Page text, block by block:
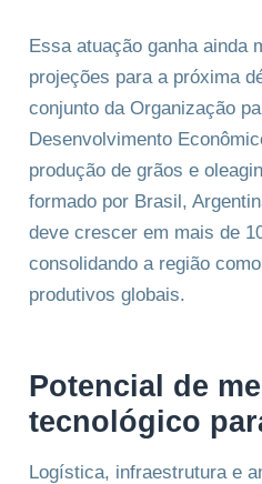
Essa atuação ganha ainda
projeções para a próxima
conjunto da Organização
Desenvolvimento
produção de grãos e
formado por Brasil,
deve crescer em mais de
consolidando a região
produtivos globais.
Potencial de
tecnológico
Logística, infraestrutura e